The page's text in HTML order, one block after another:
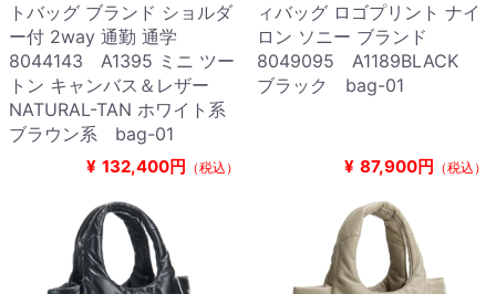
トバッグ ブランド ショルダ
ー付 2way 通勤 通学
8044143 A1395 ミニ ツー
トン キャンバス＆レザー
NATURAL-TAN ホワイト系
ブラウン系 bag-01
¥ 132,400円 （税込）
ィバッグ ロゴプリント ナイ
ロン ソニー ブランド
8049095 A1189BLACK
ブラック bag-01
¥ 87,900円 （税込）